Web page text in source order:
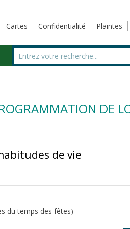
Cartes Confidentialité Plaintes
DE
de vie
du temps des fêtes)